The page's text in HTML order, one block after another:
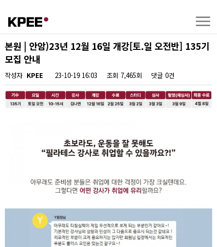
본원 | 안암)23년 12월 16일 개강[토.일 오전반] 135기
모집 안내
작성자 KPEE 23-10-19 16:03 조회 7,465회 댓글 0건